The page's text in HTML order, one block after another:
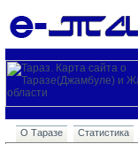
О Таразе Статистика